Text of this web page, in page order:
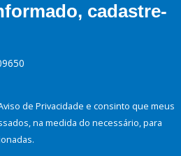
cadastre-
de Privacidade e consinto que meus
na medida do necessário, para